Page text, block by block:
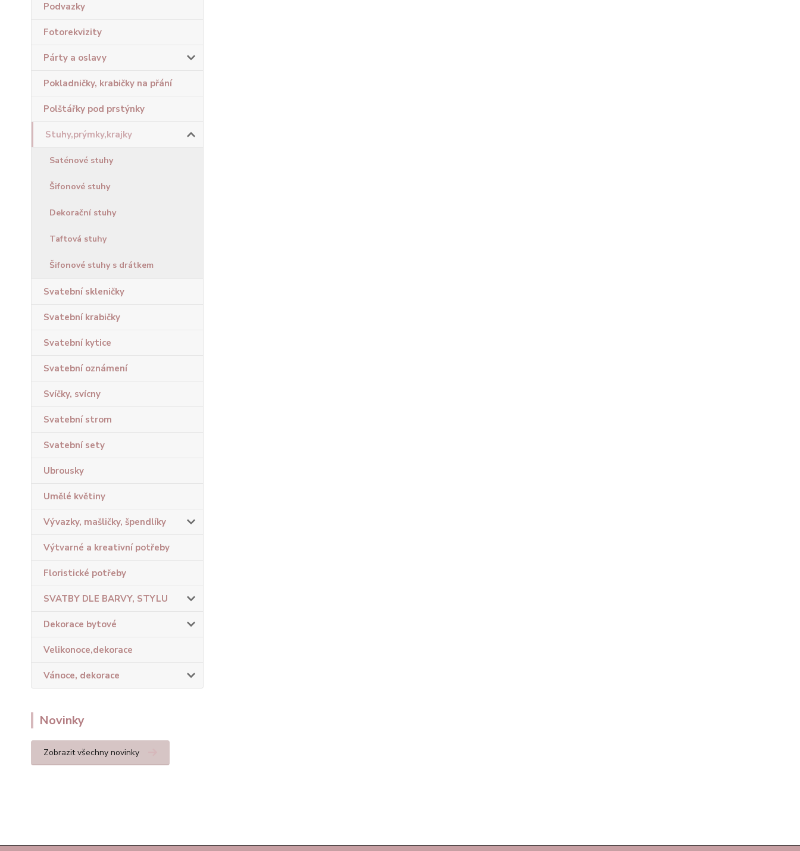
Podvazky
Fotorekvizity
Párty a oslavy
Pokladničky, krabičky na přání
Polštářky pod prstýnky
Stuhy,prýmky,krajky
Saténové stuhy
Šifonové stuhy
Dekorační stuhy
Taftová stuhy
Šifonové stuhy s drátkem
Svatební skleničky
Svatební krabičky
Svatební kytice
Svatební oznámení
Svíčky, svícny
Svatební strom
Svatební sety
Ubrousky
Umělé květiny
Vývazky, mašličky, špendlíky
Výtvarné a kreativní potřeby
Floristické potřeby
SVATBY DLE BARVY, STYLU
Dekorace bytové
Velikonoce,dekorace
Vánoce, dekorace
Novinky
Zobrazit všechny novinky